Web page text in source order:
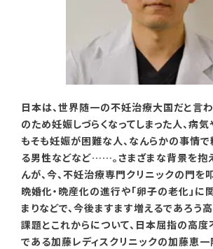
日本は、世界随一の不妊治療大国だと言わ
のため妊娠しづらくなってしまった人、病
もそも妊娠が困難な人、なんらかの事情
る男性などなど……。さまざまな背景を抱
んが、今、不妊治療専門クリニックの門を
晩婚化・晩産化の進行や「卵子の老化」に
まりなどで、今後ますます増えるであろう
課題とこれからについて、日本屈指の高
である加藤レディスクリニックの加藤恵